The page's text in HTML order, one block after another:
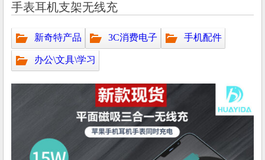
手表耳机支架无线充
新奇特产品 3C消费电子 手机配件
办公\文具\学习